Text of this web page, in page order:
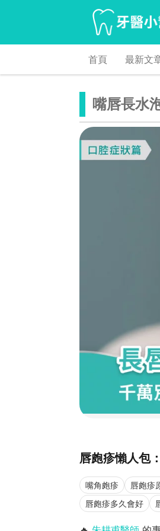
首頁 最新文
嘴唇長水
唇皰疹懶人包
嘴角皰疹 唇皰疹
唇皰疹多久會好